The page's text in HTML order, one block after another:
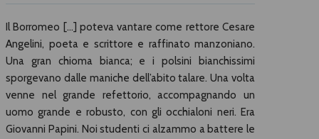
Il Borromeo […] poteva vantare come rettore Cesare
Angelini, poeta e scrittore e raffinato manzoniano.
Una gran chioma bianca; e i polsini bianchissimi
sporgevano dalle maniche dell’abito talare. Una volta
venne nel grande refettorio, accompagnando un
uomo grande e robusto, con gli occhialoni neri. Era
Giovanni Papini. Noi studenti ci alzammo a battere le